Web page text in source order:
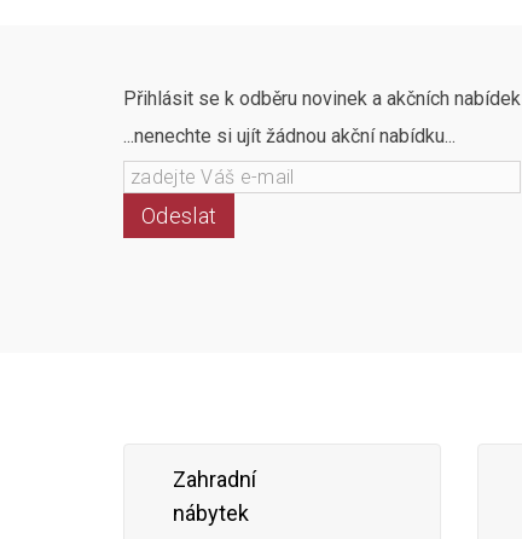
Přihlásit se k odběru novinek a akčních nabídek
...nenechte si ujít žádnou akční nabídku...
Odeslat
Zahradní
nábytek